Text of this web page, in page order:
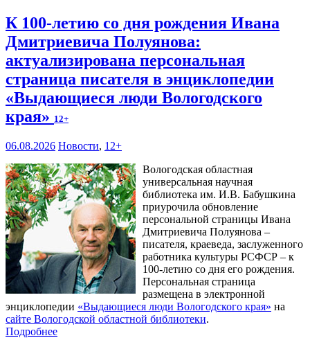
К 100-летию со дня рождения Ивана
Дмитриевича Полуянова:
актуализирована персональная
страница писателя в энциклопедии
«Выдающиеся люди Вологодского
края» 12+
06.08.2026 Новости, 12+
Вологодская областная
универсальная научная
библиотека им. И.В. Бабушкина
приурочила обновление
персональной страницы Ивана
Дмитриевича Полуянова –
писателя, краеведа, заслуженного
работника культуры РСФСР – к
100‑летию со дня его рождения.
Персональная страница
размещена в электронной
энциклопедии «Выдающиеся люди Вологодского края» на
сайте Вологодской областной библиотеки.
Подробнее